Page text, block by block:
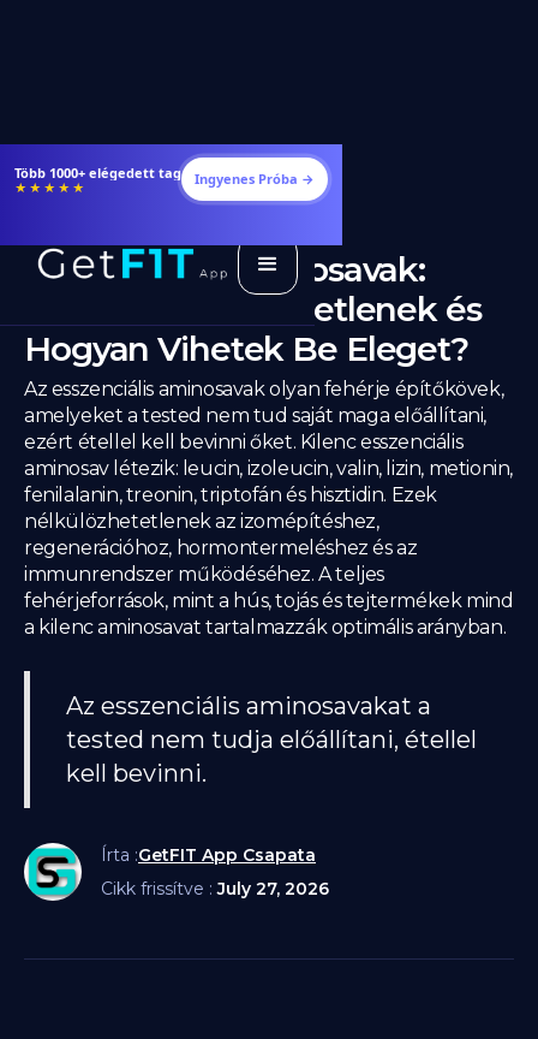
Több 1000+ elégedett tag
★★★★★ Ingyenes Próba →
Esszenciális Aminosavak:
Miért Nélkülözhetetlenek és
Hogyan Vihetek Be Eleget?
Az esszenciális aminosavak olyan fehérje építőkövek,
amelyeket a tested nem tud saját maga előállítani,
ezért étellel kell bevinni őket. Kilenc esszenciális
aminosav létezik: leucin, izoleucin, valin, lizin, metionin,
fenilalanin, treonin, triptofán és hisztidin. Ezek
nélkülözhetetlenek az izomépítéshez,
regenerációhoz, hormontermeléshez és az
immunrendszer működéséhez. A teljes
fehérjeforrások, mint a hús, tojás és tejtermékek mind
a kilenc aminosavat tartalmazzák optimális arányban.
Az esszenciális aminosavakat a
tested nem tudja előállítani, étellel
kell bevinni.
Írta :GetFIT App Csapata
Cikk frissítve :July 27, 2026